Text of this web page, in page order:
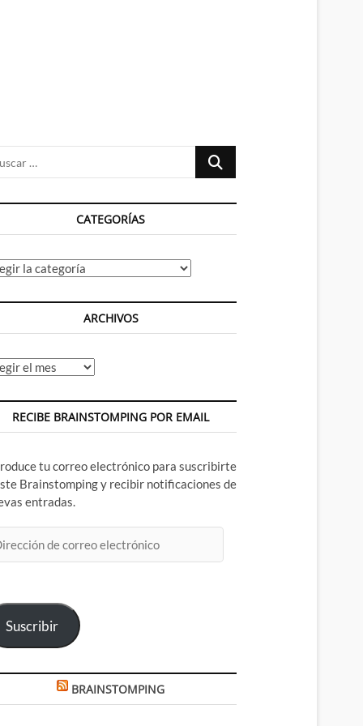
Buscar
CATEGORÍAS
ARCHIVOS
RECIBE BRAINSTOMPING POR EMAIL
tu correo electrónico para suscribirte
Brainstomping y recibir notificaciones de
entradas.
Suscribir
BRAINSTOMPING